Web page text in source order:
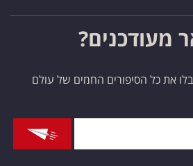
מעודכנים?
את כל הסיפורים החמים של עולם